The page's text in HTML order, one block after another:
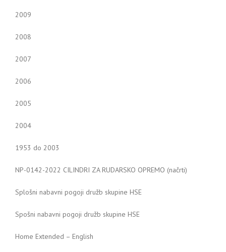
2009
2008
2007
2006
2005
2004
1953 do 2003
NP-0142-2022 CILINDRI ZA RUDARSKO OPREMO (načrti)
Splošni nabavni pogoji družb skupine HSE
Spošni nabavni pogoji družb skupine HSE
Home Extended – English